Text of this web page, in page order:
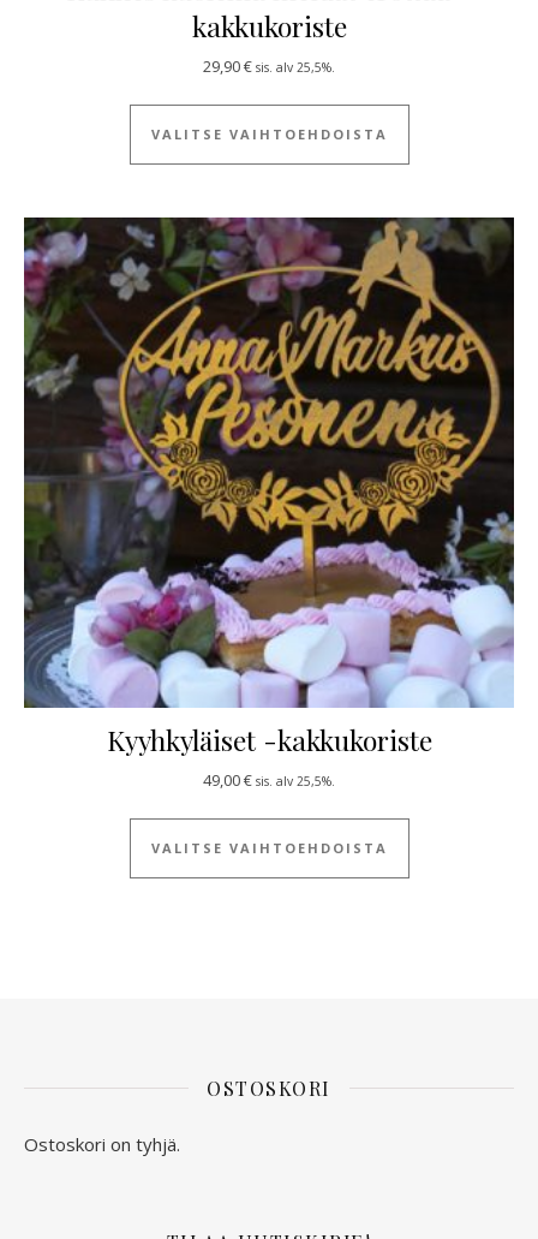
kakkukoriste
29,90€ sis. alv 25,5%.
VALITSE VAIHTOEHDOISTA
Tällä tuotteella
Kyyhkyläiset -kakkukoriste
49,00€ sis. alv 25,5%.
VALITSE VAIHTOEHDOISTA
Tällä tuotteella
OSTOSKORI
Ostoskori on tyhjä.